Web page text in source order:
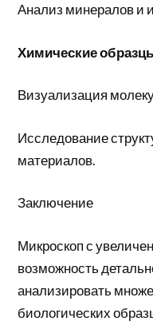
Анализ минералов и
Химические
Визуализация
Исследование
материалов.
Заключение
Микроскоп с
возможность
анализировать
биологических